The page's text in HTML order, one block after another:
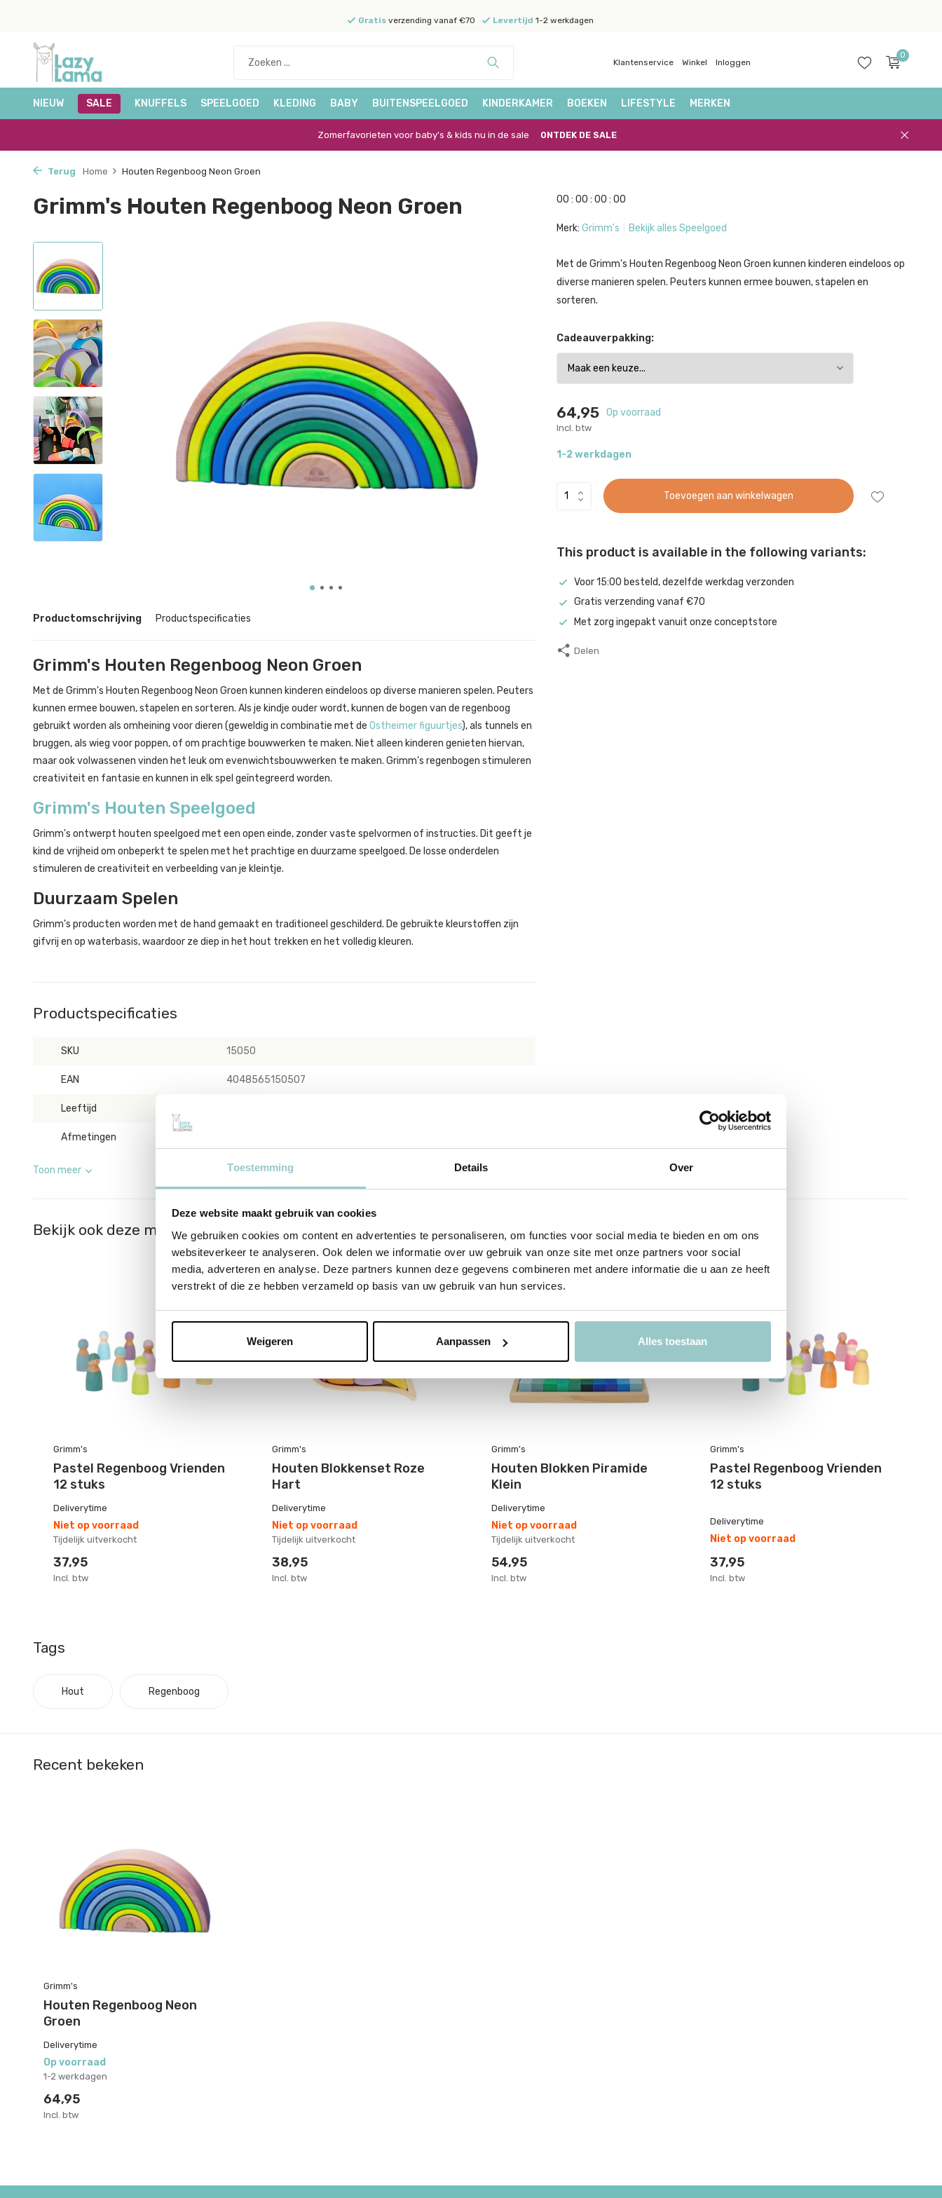
Toestemming Details Over
Deze website maakt gebruik van cookies
We gebruiken cookies om content en advertenties te personaliseren, om functies voor social media te bieden en om ons
websiteverkeer te analyseren. Ook delen we informatie over uw gebruik van onze site met onze partners voor social
media, adverteren en analyse. Deze partners kunnen deze gegevens combineren met andere informatie die u aan ze heeft
verstrekt of die ze hebben verzameld op basis van uw gebruik van hun services.
Weigeren Aanpassen Alles toestaan
Gratisverzending vanaf €70 Levertijd 1-2 werkdagen
Klantenservice Winkel Inloggen
0
NIEUW SALE KNUFFELS SPEELGOED KLEDING BABY BUITENSPEELGOED KINDERKAMER BOEKEN LIFESTYLE MERKEN
Zomerfavorieten voor baby's & kids nu in de sale ONTDEK DE SALE
Terug Home Houten Regenboog Neon Groen
Grimm's Houten Regenboog Neon Groen
Productomschrijving Productspecificaties
Grimm's Houten Regenboog Neon Groen
Met de Grimm's Houten Regenboog Neon Groen kunnen kinderen eindeloos op diverse manieren spelen. Peuters
kunnen ermee bouwen, stapelen en sorteren. Als je kindje ouder wordt, kunnen de bogen van de regenboog
gebruikt worden als omheining voor dieren (geweldig in combinatie met de Ostheimer figuurtjes), als tunnels en
bruggen, als wieg voor poppen, of om prachtige bouwwerken te maken. Niet alleen kinderen genieten hiervan,
maar ook volwassenen vinden het leuk om evenwichtsbouwwerken te maken. Grimm's regenbogen stimuleren
creativiteit en fantasie en kunnen in elk spel geïntegreerd worden.
Grimm's Houten Speelgoed
Grimm's ontwerpt houten speelgoed met een open einde, zonder vaste spelvormen of instructies. Dit geeft je
kind de vrijheid om onbeperkt te spelen met het prachtige en duurzame speelgoed. De losse onderdelen
stimuleren de creativiteit en verbeelding van je kleintje.
Duurzaam Spelen
Grimm's producten worden met de hand gemaakt en traditioneel geschilderd. De gebruikte kleurstoffen zijn
gifvrij en op waterbasis, waardoor ze diep in het hout trekken en het volledig kleuren.
Productspecificaties
SKU 15050
EAN 4048565150507
Leeftijd
Afmetingen
Toon meer
00 : 00 : 00 : 00
Merk: Grimm's Bekijk alles Speelgoed
Met de Grimm's Houten Regenboog Neon Groen kunnen kinderen eindeloos op
diverse manieren spelen. Peuters kunnen ermee bouwen, stapelen en
sorteren.
Cadeauverpakking:
64,95 Op voorraad
Incl. btw
1-2 werkdagen
Toevoegen aan winkelwagen
This product is available in the following variants:
Voor 15:00 besteld, dezelfde werkdag verzonden
Gratis verzending vanaf €70
Met zorg ingepakt vanuit onze conceptstore
Delen
Bekijk ook deze must-haves
Grimm's
Pastel Regenboog Vrienden
12 stuks
Deliverytime
Niet op voorraad
Tijdelijk uitverkocht
37,95
Incl. btw
Grimm's
Houten Blokkenset Roze
Hart
Deliverytime
Niet op voorraad
Tijdelijk uitverkocht
38,95
Incl. btw
Grimm's
Houten Blokken Piramide
Klein
Deliverytime
Niet op voorraad
Tijdelijk uitverkocht
54,95
Incl. btw
Grimm's
Pastel Regenboog Vrienden
12 stuks
Deliverytime
Niet op voorraad
37,95
Incl. btw
Tags
Hout Regenboog
Recent bekeken
Grimm's
Houten Regenboog Neon
Groen
Deliverytime
Op voorraad
1-2 werkdagen
64,95
Incl. btw